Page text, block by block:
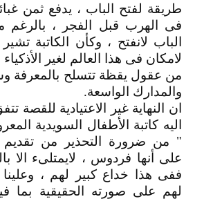
طريقة لفتح الباب ، يدفع ثمن
فى الهرب قبل الفجر ،
الباب لانفتح ، وكأن الكاتبة
لامكان فى هذا العالم لغير
من عقول يقظة تتسلح بالمعرفة
والمدارك الواسعة.
ان النهاية غير الاعتيادية للقصة
اليه كاتبة الأطفال السويدية
" من ضرورة التحذير من تقديم
على أنها فردوس ، لايمتلىء الا
ففى هذا خداع كبير لهم ، وعلينا
لهم على صورته الحقيقية بما